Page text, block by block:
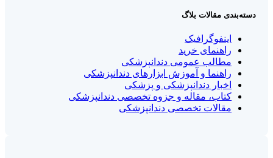
دسته‌بندی مقالات بلاگ
اینفوگرافیک
راهنمای خرید
مطالب عمومی دندانپزشکی
راهنما و آموزش ابزارهای دندانپزشکی
اخبار دندانپزشکی و پزشکی
کتاب، مقاله و جزوه تخصصی دندانپزشکی
مقالات تخصصی دندانپزشکی